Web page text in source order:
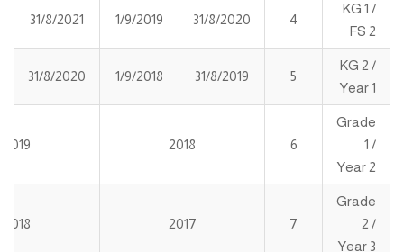
KG 1 /
FS 2
4
31/8/2020
1/9/2019
31/8/2021
KG 2 /
Year 1
5
31/8/2019
1/9/2018
31/8/2020
Grade
1 /
Year 2
6
2018
2019
Grade
2 /
Year 3
7
2017
2018